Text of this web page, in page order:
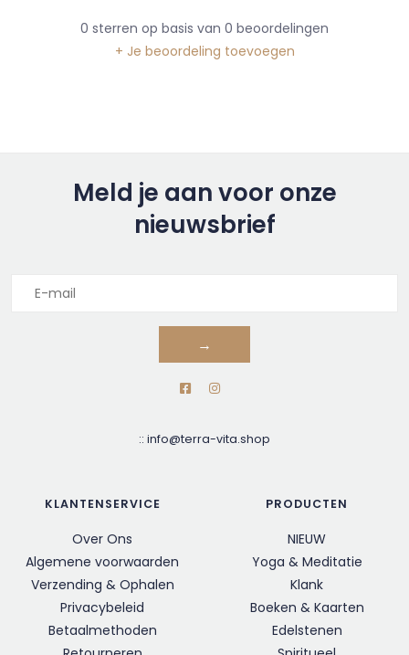
0 sterren op basis van 0 beoordelingen
+ Je beoordeling toevoegen
Meld je aan voor onze
nieuwsbrief
→
:: info@terra-vita.shop
KLANTENSERVICE
Over Ons
Algemene voorwaarden
Verzending & Ophalen
Privacybeleid
Betaalmethoden
PRODUCTEN
NIEUW
Yoga & Meditatie
Klank
Boeken & Kaarten
Edelstenen